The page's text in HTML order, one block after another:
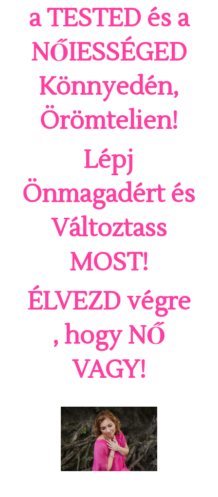
a TESTED és a
NŐIESSÉGED
Könnyedén,
Örömtelien!
Lépj
Önmagadért és
Változtass
MOST!
ÉLVEZD végre
, hogy NŐ
VAGY!